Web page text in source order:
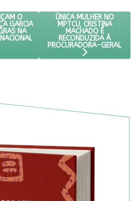
AGU E MIR LANÇAM O PROGRAMA
O
GARCIA
NA
PRÓXIMO ARTIGO: ÚNICA
ÚNICA MULHER NO
MPTCU, CRISTINA
MACHADO É
RECONDUZIDA À
PROCURADORA-GERAL